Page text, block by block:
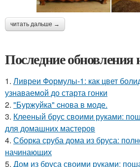
читать дальше →
Последние обновления
1. Ливреи Формулы-1: как цвет
узнаваемой до старта гонки
2. "Буржуйка" cнова в моде.
3. Клееный брус своими руками:
для домашних мастеров
4. Сборка сруба дома из бруса:
начинающих
5. Дом из бруса своими руками: